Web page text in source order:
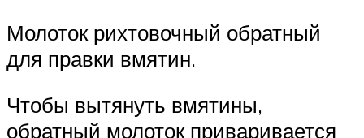
Молоток рихтовочный обратный
для правки вмятин.
Чтобы вытянуть вмятины,
обратный молоток приваривается